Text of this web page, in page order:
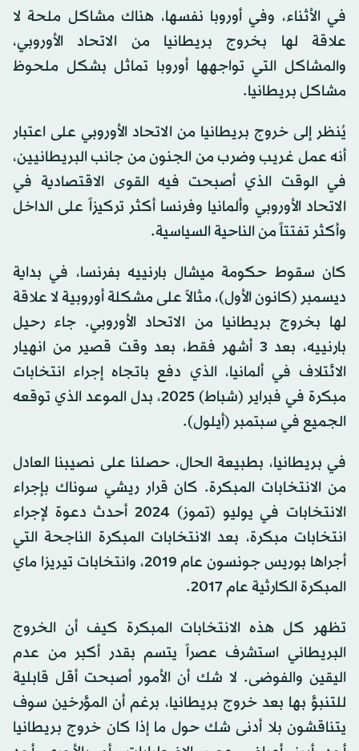
في الأثناء، وفي أوروبا نفسها، هناك مشاكل ملحة لا
علاقة لها بخروج بريطانيا من الاتحاد الأوروبي،
والمشاكل التي تواجهها أوروبا تماثل بشكل ملحوظ
مشاكل بريطانيا.
يُنظر إلى خروج بريطانيا من الاتحاد الأوروبي على اعتبار
أنه عمل غريب وضرب من الجنون من جانب البريطانيين،
في الوقت الذي أصبحت فيه القوى الاقتصادية في
الاتحاد الأوروبي وألمانيا وفرنسا أكثر تركيزاً على الداخل
وأكثر تفتتاً من الناحية السياسية.
كان سقوط حكومة ميشال بارنييه بفرنسا، في بداية
ديسمبر (كانون الأول)، مثالاً على مشكلة أوروبية لا علاقة
لها بخروج بريطانيا من الاتحاد الأوروبي. جاء رحيل
بارنييه، بعد 3 أشهر فقط، بعد وقت قصير من انهيار
الائتلاف في ألمانيا، الذي دفع باتجاه إجراء انتخابات
مبكرة في فبراير (شباط) 2025، بدل الموعد الذي توقعه
الجميع في سبتمبر (أيلول).
في بريطانيا، بطبيعة الحال، حصلنا على نصيبنا العادل
من الانتخابات المبكرة. كان قرار ريشي سوناك بإجراء
الانتخابات في يوليو (تموز) 2024 أحدث دعوة لإجراء
انتخابات مبكرة، بعد الانتخابات المبكرة الناجحة التي
أجراها بوريس جونسون عام 2019، وانتخابات تيريزا ماي
المبكرة الكارثية عام 2017.
تظهر كل هذه الانتخابات المبكرة كيف أن الخروج
البريطاني استشرف عصراً يتسم بقدر أكبر من عدم
اليقين والفوضى. لا شك أن الأمور أصبحت أقل قابلية
للتنبؤ بها بعد خروج بريطانيا، برغم أن المؤرخين سوف
يتناقشون بلا أدنى شك حول ما إذا كان خروج بريطانيا